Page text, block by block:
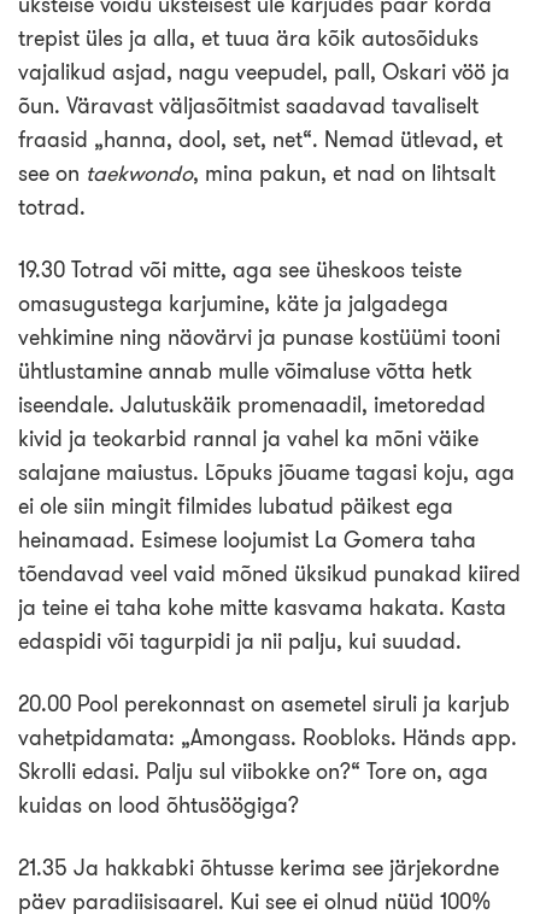
trepist üles ja alla, et tuua ära kõik autosõiduks
vajalikud asjad, nagu veepudel, pall, Oskari vöö ja
õun. Väravast väljasõitmist saadavad tavaliselt
fraasid „hanna, dool, set, net“. Nemad ütlevad, et
see on taekwondo, mina pakun, et nad on lihtsalt
totrad.
19.30 Totrad või mitte, aga see üheskoos teiste
omasugustega karjumine, käte ja jalgadega
vehkimine ning näovärvi ja punase kostüümi tooni
ühtlustamine annab mulle võimaluse võtta hetk
iseendale. Jalutuskäik promenaadil, imetoredad
kivid ja teokarbid rannal ja vahel ka mõni väike
salajane maiustus. Lõpuks jõuame tagasi koju, aga
ei ole siin mingit filmides lubatud päikest ega
heinamaad. Esimese loojumist La Gomera taha
tõendavad veel vaid mõned üksikud punakad kiired
ja teine ei taha kohe mitte kasvama hakata. Kasta
edaspidi või tagurpidi ja nii palju, kui suudad.
20.00 Pool perekonnast on asemetel siruli ja karjub
vahetpidamata: „Amongass. Roobloks. Händs app.
Skrolli edasi. Palju sul viibokke on?“ Tore on, aga
kuidas on lood õhtusöögiga?
21.35 Ja hakkabki õhtusse kerima see järjekordne
päev paradiisisaarel. Kui see ei olnud nüüd 100%